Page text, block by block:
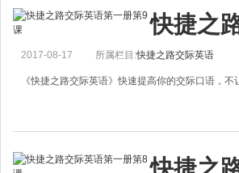
Hello. I&rsquo;m Your Neighbor
A. Hello. I&rsquo;m your neighbor. My name is
快捷之
2017-08-17 所属栏目:快捷之路交际英语
《快捷之路交际英语》快速提高你的交际口语，不
What Do You Want to Do Today?
A. What do you want to do today?